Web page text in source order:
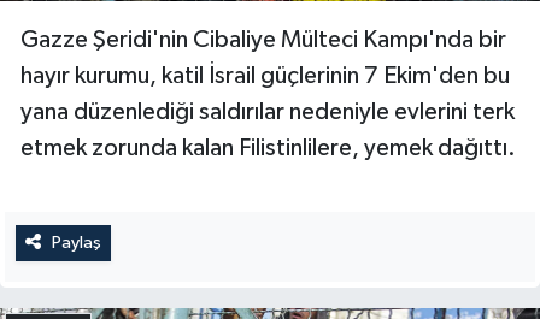
Gazze Şeridi'nin Cibaliye Mülteci Kampı'nda bir
hayır kurumu, katil İsrail güçlerinin 7 Ekim'den bu
yana düzenlediği saldırılar nedeniyle evlerini terk
etmek zorunda kalan Filistinlilere, yemek dağıttı.
Paylaş